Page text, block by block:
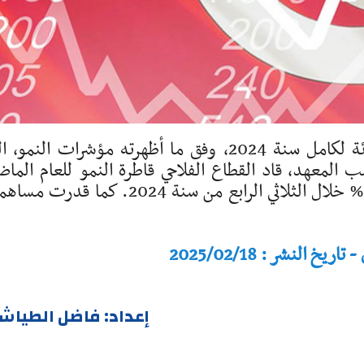
سجّل الاقتصاد الوطني نموا بنسبة 1.4 بالمائة لكامل سنة 2024، وفق ما أظهرته مؤشرات
قاد القطاع الفلاحي قاطرة النمو للعام
مسجلاً تطورًا في القيمة المضافة بنسبة 12.1 % خلال الثلاثي الرابع من سنة 2024.
: 2025/02/18
إعداد: فاضل